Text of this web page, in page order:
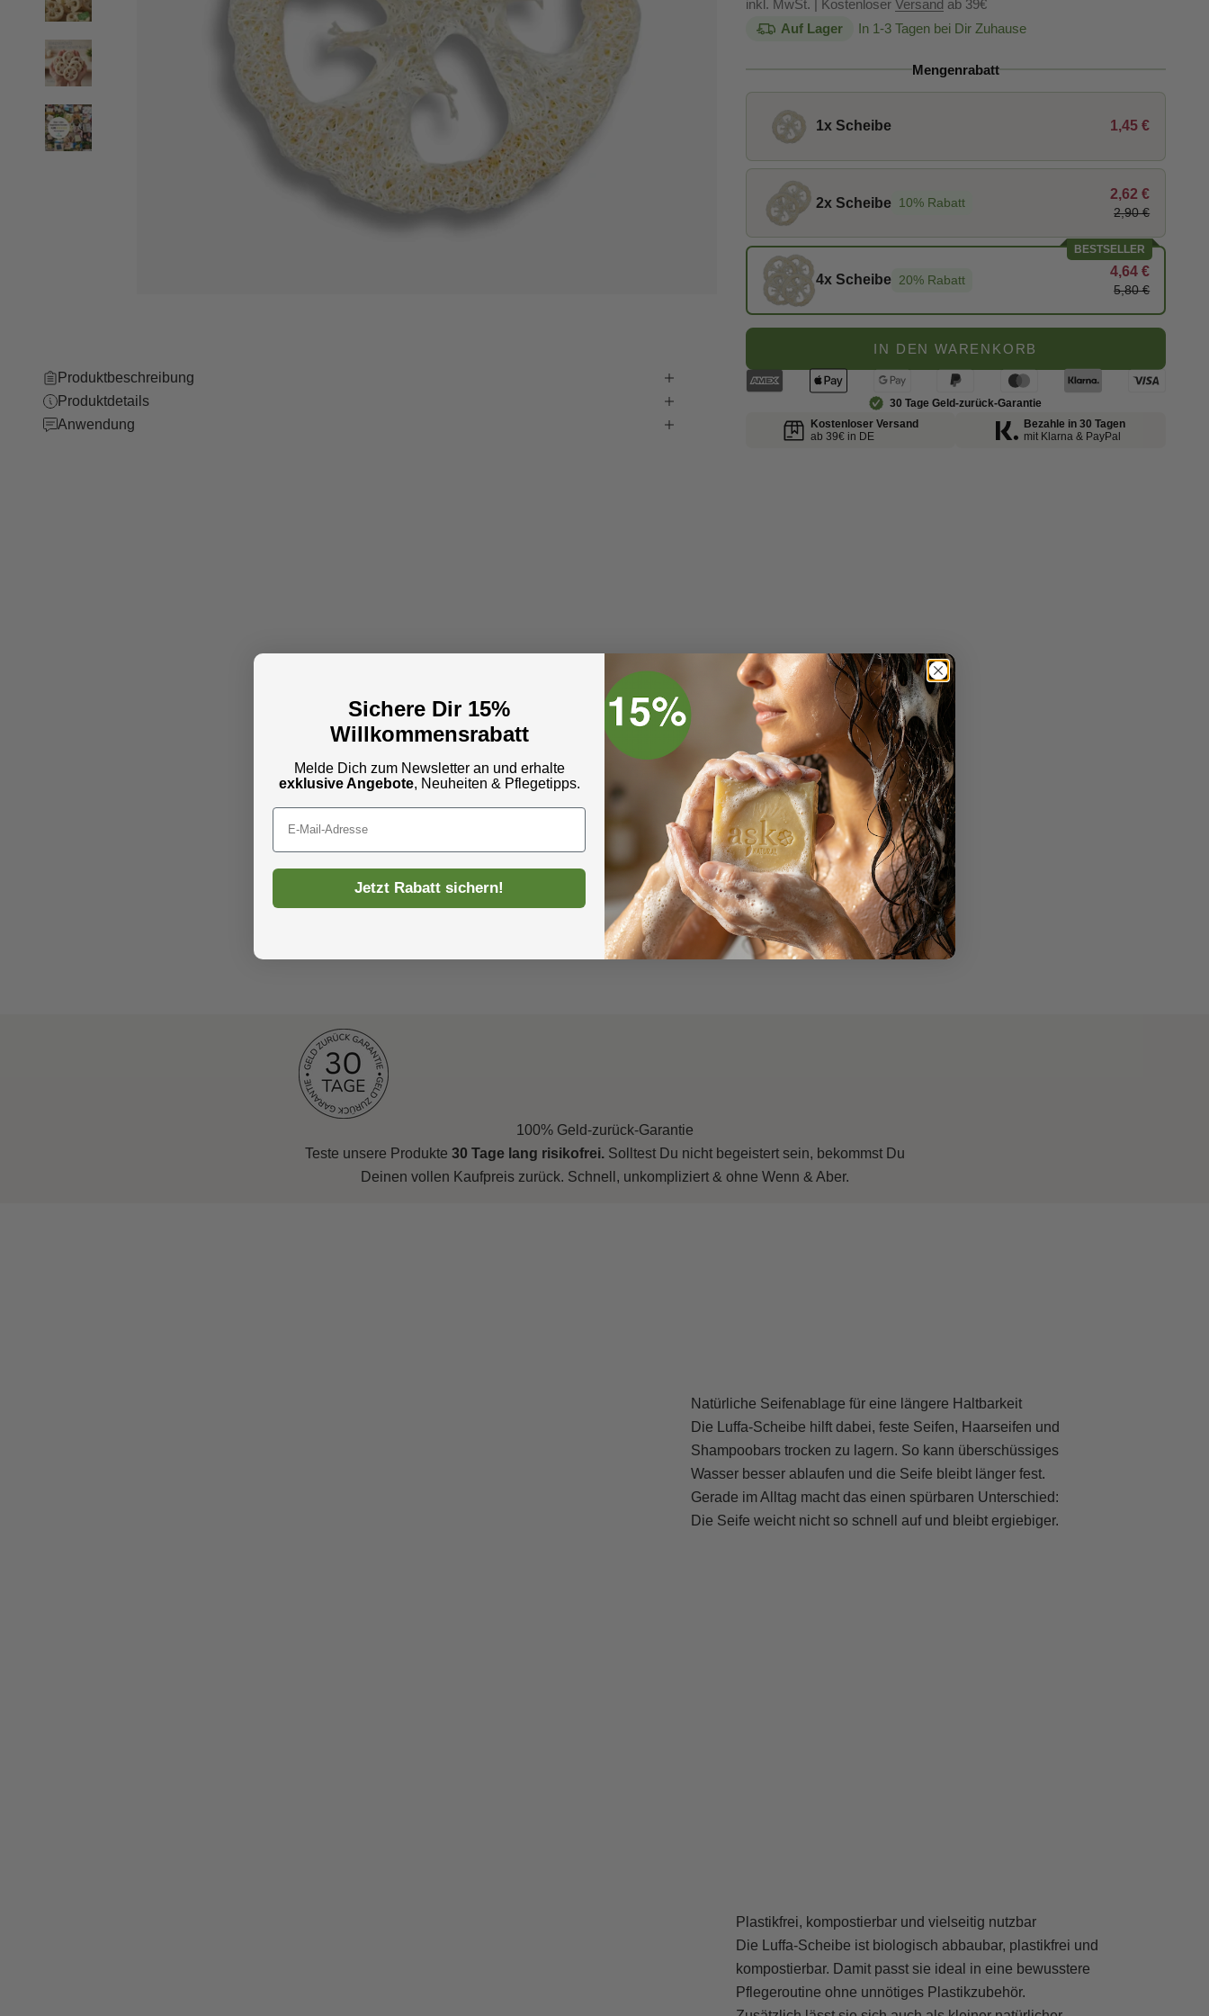
Niederlande
(EUR €)
Österreich
(EUR €)
Polen (PLN
inkl. MwSt. | Kostenloser Versand ab 39€
Auf Lager
In 1-3 Tagen bei Dir Zuhause
Mengenrabatt
1x Scheibe 1,45 €
2x Scheibe 10% Rabatt
2,62 €
2,90 €
BESTSELLER
4x Scheibe 20% Rabatt
4,64 €
5,80 €
IN DEN WARENKORB
30 Tage Geld-zurück-Garantie
Kostenloser Versand
ab 39€ in DE
Bezahle in 30 Tagen
mit Klarna & PayPal
Produktbeschreibung
Produktdetails
Anwendung
Natürlich gepflegt, nachhaltig gelebt
Die Luffa-Scheibe besteht aus dem getrockneten
Inneren des Luffa-Kürbis und ist damit vollständig
pflanzlich. Durch ihre offenporige Struktur kann Luft
gut zirkulieren, während Wasser besser abfließt.
So entsteht eine einfache, natürliche Ablage, die
feste Pflegeprodukte im Alltag sinnvoll ergänzt.
100% Geld-zurück-Garantie
Teste unsere Produkte 30 Tage lang risikofrei. Solltest Du nicht begeistert sein, bekommst Du
Deinen vollen Kaufpreis zurück. Schnell, unkompliziert & ohne Wenn & Aber.
Natürliche Seifenablage für eine längere Haltbarkeit
Die Luffa-Scheibe hilft dabei, feste Seifen, Haarseifen und
Shampoobars trocken zu lagern. So kann überschüssiges
Wasser besser ablaufen und die Seife bleibt länger fest.
Gerade im Alltag macht das einen spürbaren Unterschied:
Die Seife weicht nicht so schnell auf und bleibt ergiebiger.
Plastikfrei, kompostierbar und vielseitig nutzbar
Die Luffa-Scheibe ist biologisch abbaubar, plastikfrei und
kompostierbar. Damit passt sie ideal in eine bewusstere
Pflegeroutine ohne unnötiges Plastikzubehör.
Sichere Dir 15%
Willkommensrabatt
Melde Dich zum Newsletter an und erhalte
exklusive Angebote, Neuheiten & Pflegetipps.
Email
Jetzt Rabatt sichern!